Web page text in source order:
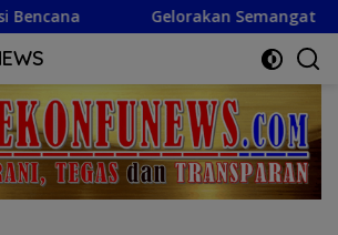
Kemerdekaan, Camat Marisa